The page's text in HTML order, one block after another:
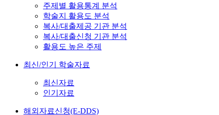
주제별 활용통계 분석
학술지 활용도 분석
복사/대출제공 기관 분석
복사/대출신청 기관 분석
활용도 높은 주제
최신/인기 학술자료
최신자료
인기자료
해외자료신청(E-DDS)